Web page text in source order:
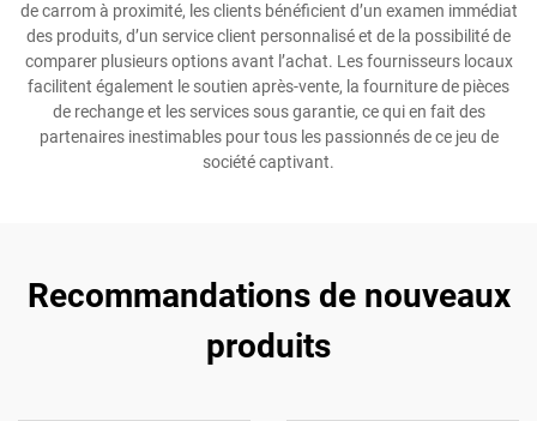
de carrom à proximité, les clients bénéficient d’un examen immédiat
des produits, d’un service client personnalisé et de la possibilité de
comparer plusieurs options avant l’achat. Les fournisseurs locaux
facilitent également le soutien après-vente, la fourniture de pièces
de rechange et les services sous garantie, ce qui en fait des
partenaires inestimables pour tous les passionnés de ce jeu de
société captivant.
Recommandations de nouveaux
produits